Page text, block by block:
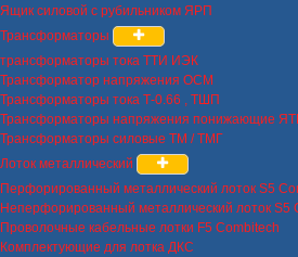
Ящик силовой с рубильником ЯРП
Трансформаторы
трансформаторы тока ТТИ ИЭК
Трансформатор напряжения ОСМ
Трансформаторы тока Т-0.66 , ТШП
Трансформаторы напряжения понижающие
Трансформаторы силовые ТМ / ТМГ
Лоток металлический
Перфорированный металлический лоток S5
Неперфорированный металлический лоток S5
Проволочные кабельные лотки F5 Combitech
Комплектующие для лотка ДКС